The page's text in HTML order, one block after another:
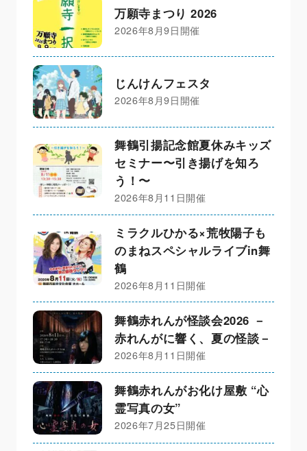
万願寺まつり 2026
2026年8月9日開催
じんけんフェスタ
2026年8月9日開催
舞鶴引揚記念館夏休みキッズ
セミナー〜引き揚げを知ろ
う！〜
2026年8月11日開催
ミラクルひかる×荒牧陽子も
のまねスペシャルライブin舞
鶴
2026年8月11日開催
舞鶴赤れんが怪談会2026 －
赤れんがに響く、夏の怪談－
2026年8月11日開催
舞鶴赤れんがお化け屋敷 “心
霊写真の女”
2026年7月25日開催